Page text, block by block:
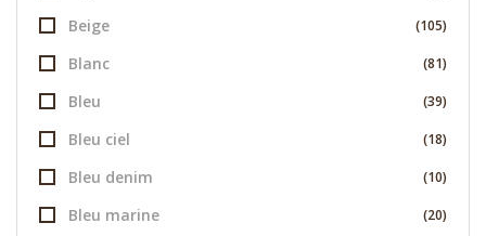
Beige (105)
Blanc (81)
Bleu (39)
Bleu ciel (18)
Bleu denim (10)
Bleu marine (20)